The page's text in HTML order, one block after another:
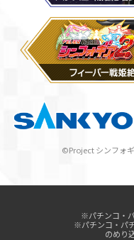
©Project シンフォ
※パチンコ・
※パチンコ・パ
のめり